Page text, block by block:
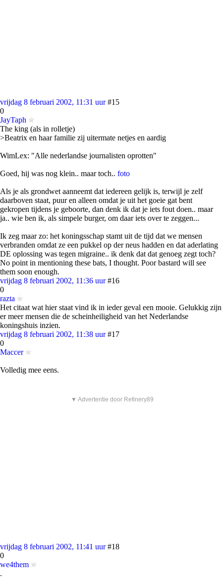
vrijdag 8 februari 2002, 11:31 uur #15
0
JayTaph
The king (als in rolletje)
>Beatrix en haar familie zij uitermate netjes en aardig
WimLex: "Alle nederlandse journalisten oprotten"
Goed, hij was nog klein.. maar toch.. foto
Als je als grondwet aanneemt dat iedereen gelijk is, terwijl je zelf
daarboven staat, puur en alleen omdat je uit het goeie gat bent
gekropen tijdens je geboorte, dan denk ik dat je iets fout doen.. maar
ja.. wie ben ik, als simpele burger, om daar iets over te zeggen...
Ik zeg maar zo: het koningsschap stamt uit de tijd dat we mensen
verbranden omdat ze een pukkel op der neus hadden en dat aderlating
DE oplossing was tegen migraine.. ik denk dat dat genoeg zegt toch?
No point in mentioning these bats, I thought. Poor bastard will see
them soon enough.
vrijdag 8 februari 2002, 11:36 uur #16
0
razta
Het citaat wat hier staat vind ik in ieder geval een mooie. Gelukkig zijn
er meer mensen die de scheinheiligheid van het Nederlandse
koningshuis inzien.
vrijdag 8 februari 2002, 11:38 uur #17
0
Maccer
Volledig mee eens.
▼ Advertentie door Refinery89
vrijdag 8 februari 2002, 11:41 uur #18
0
we4them
.